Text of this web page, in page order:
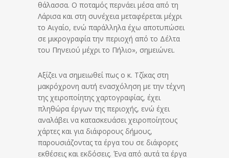
θάλασσα. Ο ποταμός περνάει μέσα από τη
Λάρισα και στη συνέχεια μεταφέρεται μέχρι
το Αιγαίο, ενώ παράλληλα έχω αποτυπώσει
σε μικρογραφία την περιοχή από το Δέλτα
του Πηνειού μέχρι το Πήλιο», σημειώνει.
Αξίζει να σημειωθεί πως ο κ. Τζίκας στη
μακρόχρονη αυτή ενασχόληση με την τέχνη
της χειροποίητης χαρτογραφίας, έχει
πληθώρα έργων της περιοχής, ενώ έχει
αναλάβει να κατασκευάσει χειροποίητους
χάρτες και για διάφορους δήμους,
παρουσιάζοντας τα έργα του σε διάφορες
εκθέσεις και εκδόσεις. Ένα από αυτά τα έργα